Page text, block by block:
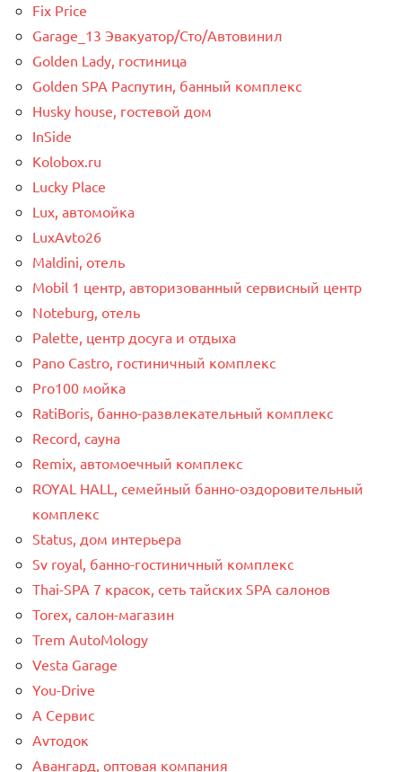
Fix Price
Garage_13 Эвакуатор/Сто/Автовинил
Golden Lady, гостиница
Golden SPA Распутин, банный комплекс
Husky house, гостевой дом
InSide
Kolobox.ru
Lucky Place
Lux, автомойка
LuxAvto26
Maldini, отель
Mobil 1 центр, авторизованный сервисный центр
Noteburg, отель
Palette, центр досуга и отдыха
Pano Castro, гостиничный комплекс
Pro100 мойка
RatiBoris, банно-развлекательный комплекс
Record, сауна
Remix, автомоечный комплекс
ROYAL HALL, семейный банно-оздоровительный
комплекс
Status, дом интерьера
Sv royal, банно-гостиничный комплекс
Thai-SPA 7 красок, сеть тайских SPA салонов
Torex, салон-магазин
Trem AutoMology
Vesta Garage
You-Drive
А Сервис
Аvтодок
Авангард, оптовая компания